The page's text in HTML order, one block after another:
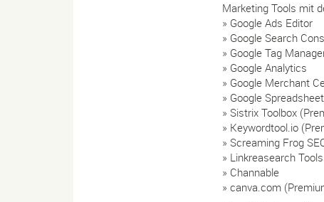
Marketing Tools mit
» Google Ads Editor
» Google Search
» Google Tag
» Google Analytics
» Google Merchant
» Google Spreadsheet
» Sistrix Toolbox
» Keywordtool.io
» Screaming Frog
» Linkreasearch
» Channable
» canva.com